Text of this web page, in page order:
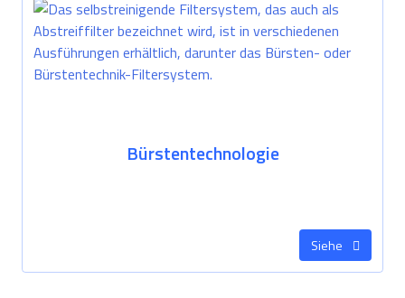
Bürstentechnologie
Siehe